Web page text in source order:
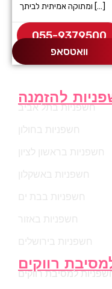
ומתוקה אמיתית לביתך […]
055-9379500
וואטסאפ
להזמנה
חשפניות בתל אביב
חשפניות בחולון
חשפניות בראשון לציון
חשפניות באשקלון
חשפניות בבת ים
חשפניות באזור
חשפניות בירושלים
רווקים
למסיבת רווקים